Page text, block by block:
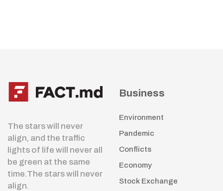
The stars will never
align, and the traffic
lights of life will never all
be green at the same
time.The stars will never
align.
Business
Environment
Pandemic
Conflicts
Economy
Stock Exchange